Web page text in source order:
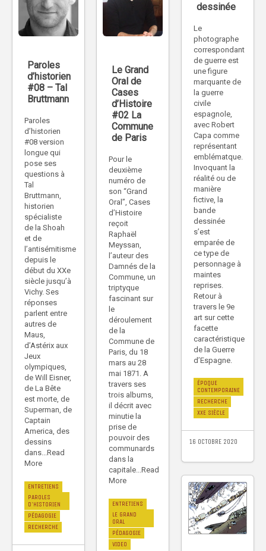
dessinée
Le
photographe
correspondant
de guerre est
une figure
marquante de
la guerre
civile
espagnole,
avec Robert
Capa comme
représentant
emblématque.
Invoquant la
réalité ou de
manière
fictive, la
bande
dessinée
s’est
emparée de
ce type de
personnage à
maintes
reprises.
Retour à
travers le 9e
art sur cette
facette
caractéristique
de la Guerre
d’Espagne.
ÉPOQUE
CONTEMPORAINE
RECHERCHE
XXE SIÈCLE
16 OCTOBRE 2020
Le Grand
Oral de
Cases
d’Histoire
#02 La
Commune
de Paris
Pour le
deuxième
numéro de
son “Grand
Oral”, Cases
d’Histoire
reçoit
Raphaël
Meyssan,
l’auteur des
Damnés de la
Commune, un
triptyque
fascinant sur
le
déroulement
de la
Commune de
Paris, du 18
mars au 28
mai 1871. A
travers ses
trois albums,
il décrit avec
minutie la
prise de
pouvoir des
communards
dans la
capitale...Read
More
ENTRETIENS
LE GRAND
ORAL
PÉDAGOGIE
VIDEO
Paroles
d’historien
#08 – Tal
Bruttmann
Paroles
d’historien
#08 version
longue qui
pose ses
questions à
Tal
Bruttmann,
historien
spécialiste
de la Shoah
et de
l’antisémitisme
depuis le
début du XXe
siècle jusqu’à
Vichy. Ses
réponses
parlent entre
autres de
Maus,
d’Astérix aux
Jeux
olympiques,
de Will Eisner,
de La Bête
est morte, de
Superman, de
Captain
America, des
dessins
dans...Read
More
ENTRETIENS
PAROLES
D'HISTORIEN
PÉDAGOGIE
RECHERCHE